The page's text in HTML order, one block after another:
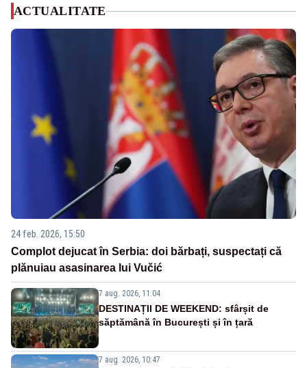
ACTUALITATE
24 feb. 2026, 15:50
Complot dejucat în Serbia: doi bărbați, suspectați că
plănuiau asasinarea lui Vučić
7 aug. 2026, 11:04
DESTINAȚII DE WEEKEND: sfârșit de
săptămână în București și în țară
7 aug. 2026, 10:47